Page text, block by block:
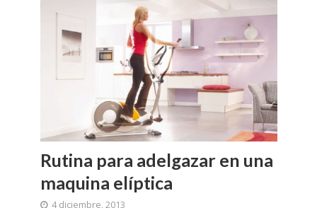
Rutina para adelgazar en una
maquina elíptica
4 diciembre, 2013